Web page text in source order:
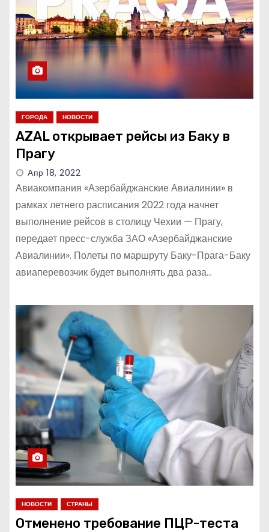
ГОРОДА НОВОСТИ
AZAL открывает рейсы из Баку в
Прагу
Апр 18, 2022
Авиакомпания «Азербайджанские Авиалинии» в
рамках летнего расписания 2022 года начнет
выполнение рейсов в столицу Чехии — Прагу,
передает пресс-служба ЗАО «Азербайджанские
Авиалинии». Полеты по маршруту Баку-Прага-Баку
авиаперевозчик будет выполнять два раза…
НОВОСТИ СТРАНЫ
Отменено требование ПЦР-теста